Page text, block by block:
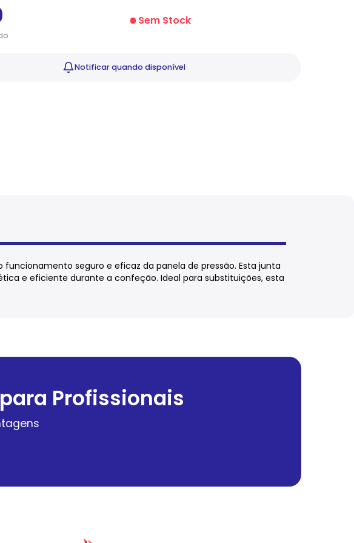
Sem Stock
Notificarquando disponível
seguro e eficaz da panela de pressão. Esta junta
e eficiente durante a confeção. Ideal para substituições, esta
Profissionais